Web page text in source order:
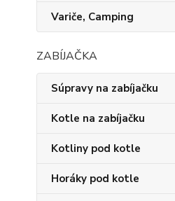
Variče, Camping
ZABÍJAČKA
Súpravy na zabíjačku
Kotle na zabíjačku
Kotliny pod kotle
Horáky pod kotle